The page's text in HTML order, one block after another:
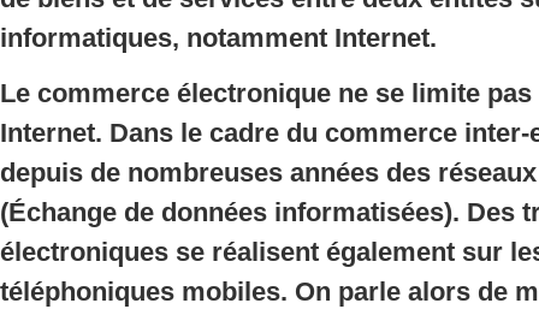
informatiques, notamment Internet.
Le commerce électronique ne se limite
Internet. Dans le cadre du commerce
depuis de nombreuses années des
(Échange de données informatisées). Des
électroniques se réalisent également sur
téléphoniques mobiles. On parle alors de